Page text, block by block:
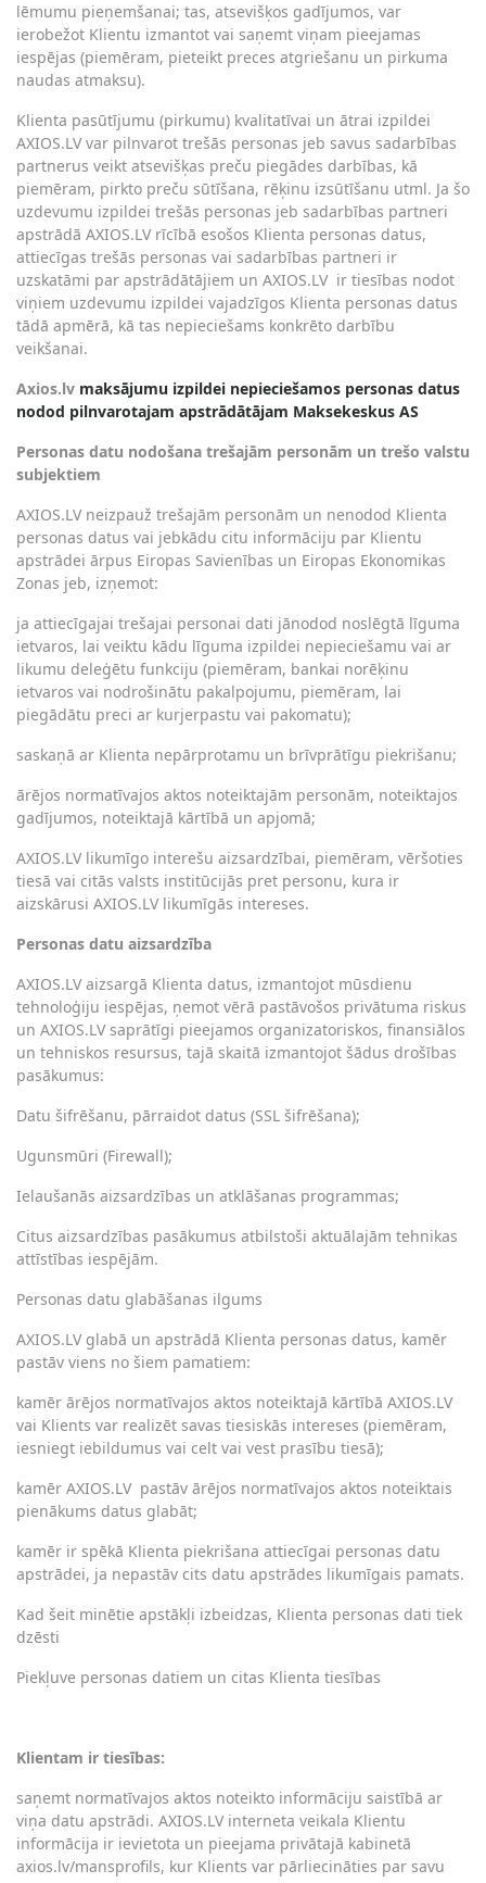
lēmumu pieņemšanai; tas, atsevišķos gadījumos, var
ierobežot Klientu izmantot vai saņemt viņam pieejamas
iespējas (piemēram, pieteikt preces atgriešanu un pirkuma
naudas atmaksu).
Klienta pasūtījumu (pirkumu) kvalitatīvai un ātrai izpildei
AXIOS.LV var pilnvarot trešās personas jeb savus sadarbības
partnerus veikt atsevišķas preču piegādes darbības, kā
piemēram, pirkto preču sūtīšana, rēķinu izsūtīšanu utml. Ja šo
uzdevumu izpildei trešās personas jeb sadarbības partneri
apstrādā AXIOS.LV rīcībā esošos Klienta personas datus,
attiecīgas trešās personas vai sadarbības partneri ir
uzskatāmi par apstrādātājiem un AXIOS.LV ir tiesības nodot
viņiem uzdevumu izpildei vajadzīgos Klienta personas datus
tādā apmērā, kā tas nepieciešams konkrēto darbību
veikšanai.
Axios.lv maksājumu izpildei nepieciešamos personas datus
nodod pilnvarotajam apstrādātājam Maksekeskus AS
Personas datu nodošana trešajām personām un trešo valstu
subjektiem
AXIOS.LV neizpauž trešajām personām un nenodod Klienta
personas datus vai jebkādu citu informāciju par Klientu
apstrādei ārpus Eiropas Savienības un Eiropas Ekonomikas
Zonas jeb, izņemot:
ja attiecīgajai trešajai personai dati jānodod noslēgtā līguma
ietvaros, lai veiktu kādu līguma izpildei nepieciešamu vai ar
likumu deleģētu funkciju (piemēram, bankai norēķinu
ietvaros vai nodrošinātu pakalpojumu, piemēram, lai
piegādātu preci ar kurjerpastu vai pakomatu);
saskaņā ar Klienta nepārprotamu un brīvprātīgu piekrišanu;
ārējos normatīvajos aktos noteiktajām personām, noteiktajos
gadījumos, noteiktajā kārtībā un apjomā;
AXIOS.LV likumīgo interešu aizsardzībai, piemēram, vēršoties
tiesā vai citās valsts institūcijās pret personu, kura ir
aizskārusi AXIOS.LV likumīgās intereses.
Personas datu aizsardzība
AXIOS.LV aizsargā Klienta datus, izmantojot mūsdienu
tehnoloģiju iespējas, ņemot vērā pastāvošos privātuma riskus
un AXIOS.LV saprātīgi pieejamos organizatoriskos, finansiālos
un tehniskos resursus, tajā skaitā izmantojot šādus drošības
pasākumus:
Datu šifrēšanu, pārraidot datus (SSL šifrēšana);
Ugunsmūri (Firewall);
Ielaušanās aizsardzības un atklāšanas programmas;
Citus aizsardzības pasākumus atbilstoši aktuālajām tehnikas
attīstības iespējām.
Personas datu glabāšanas ilgums
AXIOS.LV glabā un apstrādā Klienta personas datus, kamēr
pastāv viens no šiem pamatiem:
kamēr ārējos normatīvajos aktos noteiktajā kārtībā AXIOS.LV
vai Klients var realizēt savas tiesiskās intereses (piemēram,
iesniegt iebildumus vai celt vai vest prasību tiesā);
kamēr AXIOS.LV pastāv ārējos normatīvajos aktos noteiktais
pienākums datus glabāt;
kamēr ir spēkā Klienta piekrišana attiecīgai personas datu
apstrādei, ja nepastāv cits datu apstrādes likumīgais pamats.
Kad šeit minētie apstākļi izbeidzas, Klienta personas dati tiek
dzēsti
Piekļuve personas datiem un citas Klienta tiesības
Klientam ir tiesības:
saņemt normatīvajos aktos noteikto informāciju saistībā ar
viņa datu apstrādi. AXIOS.LV interneta veikala Klientu
informācija ir ievietota un pieejama privātajā kabinetā
axios.lv/mansprofils, kur Klients var pārliecināties par savu